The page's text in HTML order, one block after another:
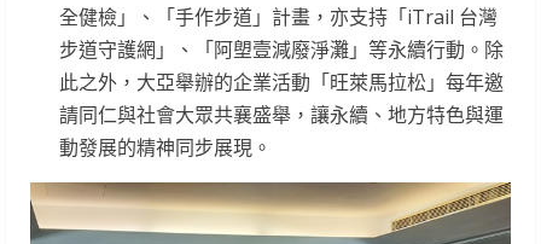
全健檢」、「手作步道」計畫，亦支持「iTrail 台灣
步道守護網」、「阿塱壹減廢淨灘」等永續行動。除
此之外，大亞舉辦的企業活動「旺萊馬拉松」每年邀
請同仁與社會大眾共襄盛舉，讓永續、地方特色與運
動發展的精神同步展現。